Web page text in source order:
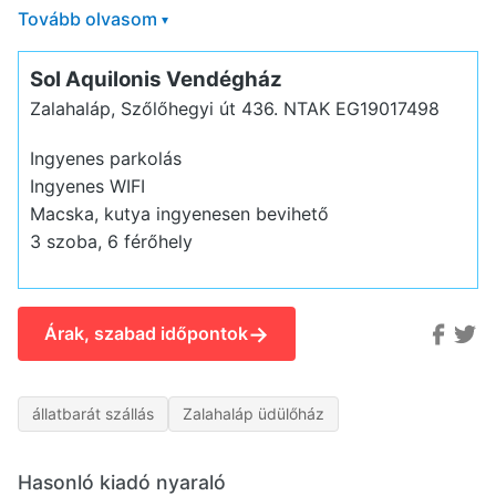
Tovább olvasom ▾
Sol Aquilonis Vendégház
Zalahaláp, Szőlőhegyi út 436. NTAK EG19017498
Ingyenes parkolás
Ingyenes WIFI
Macska, kutya ingyenesen bevihető
3 szoba, 6 férőhely
Árak, szabad időpontok→
állatbarát szállás Zalahaláp üdülőház
Hasonló kiadó nyaraló